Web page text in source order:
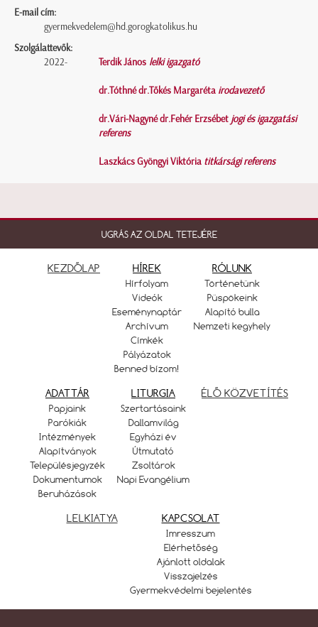
E-mail cím:
gyermekvedelem@hd.gorogkatolikus.hu
Szolgálattevők:
2022-
Terdik János lelki igazgató
dr.Tóthné dr.Tőkés Margaréta irodavezető
dr.Vári-Nagyné dr.Fehér Erzsébet jogi és igazgatási
referens
Laszkács Gyöngyi Viktória titkársági referens
UGRÁS AZ OLDAL TETEJÉRE
KEZDŐLAP HÍREK
Hírfolyam
Videók
Eseménynaptár
Archívum
Címkék
Pályázatok
Benned bízom!
RÓLUNK
Történetünk
Püspökeink
Alapító bulla
Nemzeti kegyhely
ADATTÁR
Papjaink
Parókiák
Intézmények
Alapítványok
Településjegyzék
Dokumentumok
Beruházások
LITURGIA
Szertartásaink
Dallamvilág
Egyházi év
Útmutató
Zsoltárok
Napi Evangélium
ÉLŐ KÖZVETÍTÉS
LELKIATYA KAPCSOLAT
Imresszum
Elérhetőség
Ajánlott oldalak
Visszajelzés
Gyermekvédelmi bejelentés